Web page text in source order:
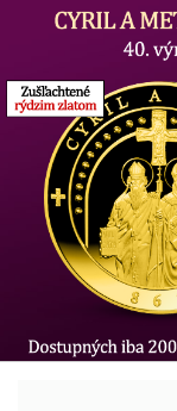
Svätí
a
Metod
pamätná
medaila
zušľachtená
karátovým
zlatom!
Svätí
a
Metod
pamätná
medaila
zušľachtená
karátovým
zlatom!